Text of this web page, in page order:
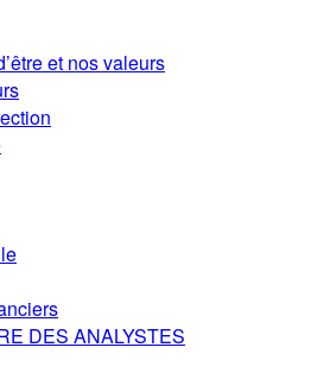
et nos valeurs
DES ANALYSTES